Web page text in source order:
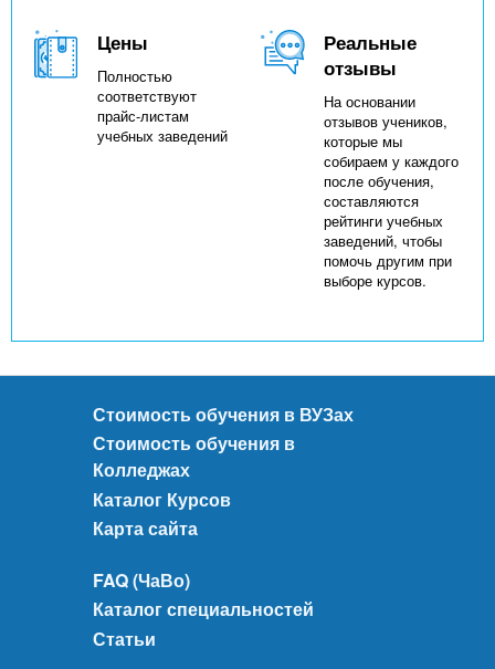
Цены
Полностью
соответствуют
прайс-листам
учебных заведений
Реальные
отзывы
На основании
отзывов учеников,
которые мы
собираем у каждого
после обучения,
составляются
рейтинги учебных
заведений, чтобы
помочь другим при
выборе курсов.
Стоимость обучения в ВУЗах
Стоимость обучения в
Колледжах
Каталог Курсов
Карта сайта
FAQ (ЧаВо)
Каталог специальностей
Статьи